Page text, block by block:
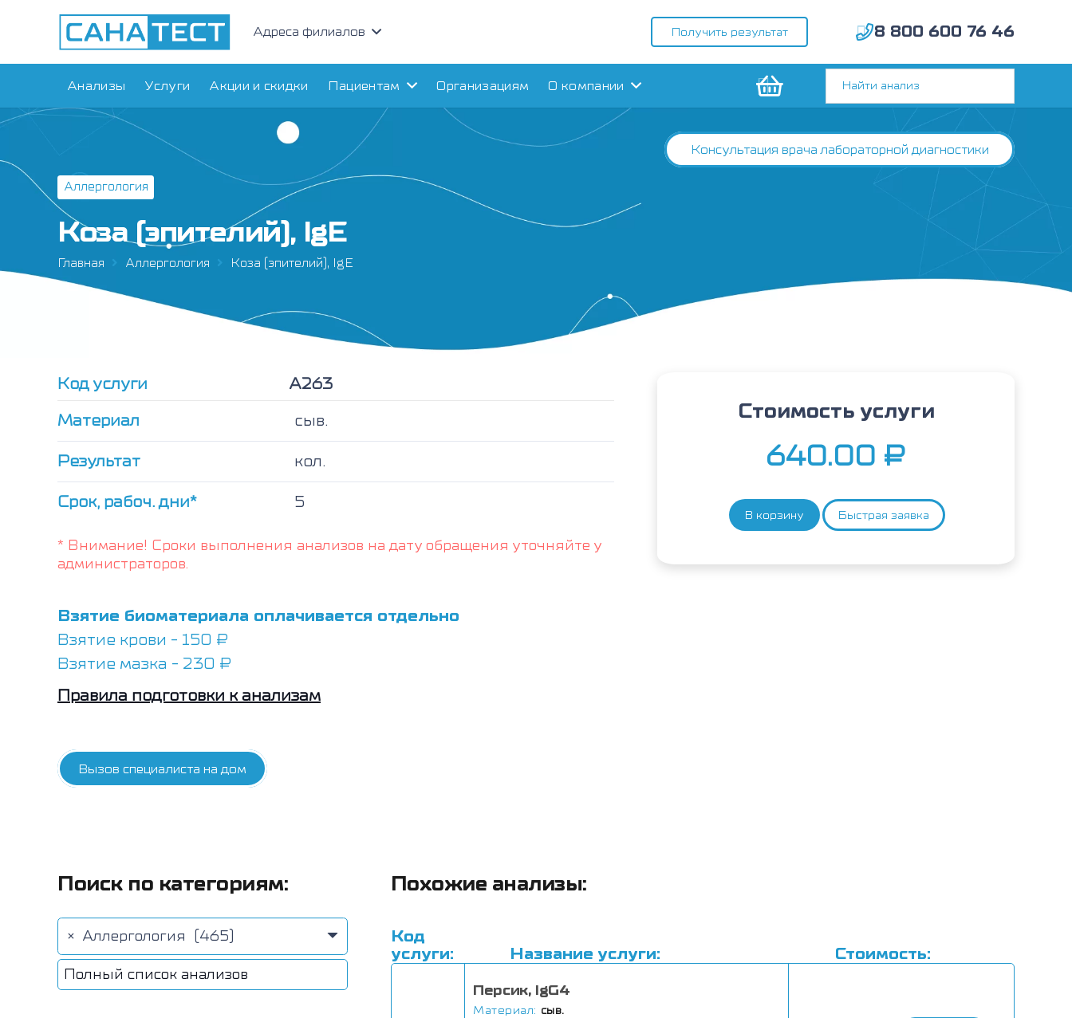
Адреса филиалов Получить результат 8 800 600 76 46
Анализы Услуги Акции и скидки Пациентам Организациям О компании
Консультация врача лабораторной диагностики
Аллергология
Коза (эпителий), IgE
Главная Аллергология Коза (эпителий), IgE
Код услуги
А263
Материал
сыв.
Результат кол.
Срок, рабоч. дни* 5
* Внимание! Сроки выполнения анализов на дату обращения уточняйте у
администраторов.
Взятие биоматериала оплачивается отдельно
Взятие крови - 150 ₽
Взятие мазка - 230 ₽
Правила подготовки к анализам
Вызов специалиста на дом
Стоимость услуги
640.00 ₽
Количество
Коза
В корзину Быстрая заявка
Поиск по категориям:
× Аллергология (465)
Полный список анализов
Похожие анализы:
Код
услуги:
Название услуги: Стоимость:
Персик, IgG4
Материал: сыв.